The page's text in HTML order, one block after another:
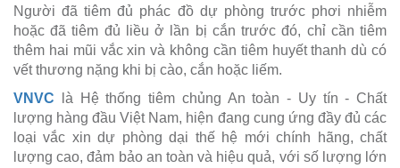
Người đã tiêm đủ phác đồ dự phòng trước phơi nhiễm
hoặc đã tiêm đủ liều ở lần bị cắn trước đó, chỉ cần tiêm
thêm hai mũi vắc xin và không cần tiêm huyết thanh dù có
vết thương nặng khi bị cào, cắn hoặc liếm.
VNVC là Hệ thống tiêm chủng An toàn - Uy tín - Chất
lượng hàng đầu Việt Nam, hiện đang cung ứng đầy đủ các
loại vắc xin dự phòng dại thế hệ mới chính hãng, chất
lượng cao, đảm bảo an toàn và hiệu quả, với số lượng lớn